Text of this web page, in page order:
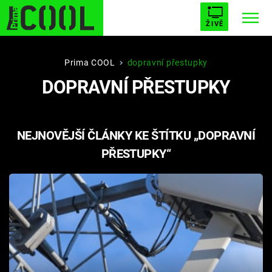
ŽIVĚ
STARHOUSE BUFFY, PŘEMOŽITELKA UPÍRŮ
PLNEJ KOTEL AVENGERS 5
Filmy
Seriály
Hry
Prima COOL dopravní přestupky
DOPRAVNÍ PŘESTUPKY
NEJNOVĚJŠÍ ČLÁNKY KE ŠTÍTKU „DOPRAVNÍ
PŘESTUPKY“